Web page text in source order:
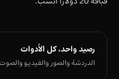
رصيد واحد، كل الأدوات
الدردشة والصور والفيديو